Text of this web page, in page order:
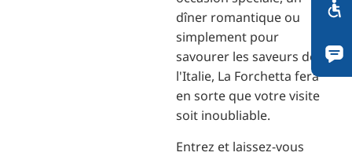
dîner romantique ou
simplement pour
savourer les saveurs de
l'Italie, La Forchetta fera
en sorte que votre visite
soit inoubliable.
Entrez et laissez-vous